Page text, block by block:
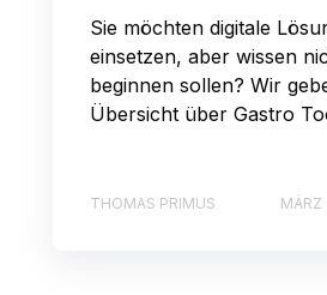
Sie möchten digitale
einsetzen, aber wissen
beginnen sollen? Wir
Übersicht über Gastro
THOMAS PRIMUS MÄRZ